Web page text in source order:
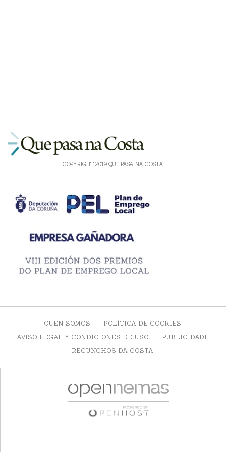
COPYRIGHT 2019 QUE PASA NA COSTA
QUEN SOMOS
POLÍTICA DE COOKIES
AVISO LEGAL Y CONDICIONES DE USO
PUBLICIDADE
RECUNCHOS DA COSTA